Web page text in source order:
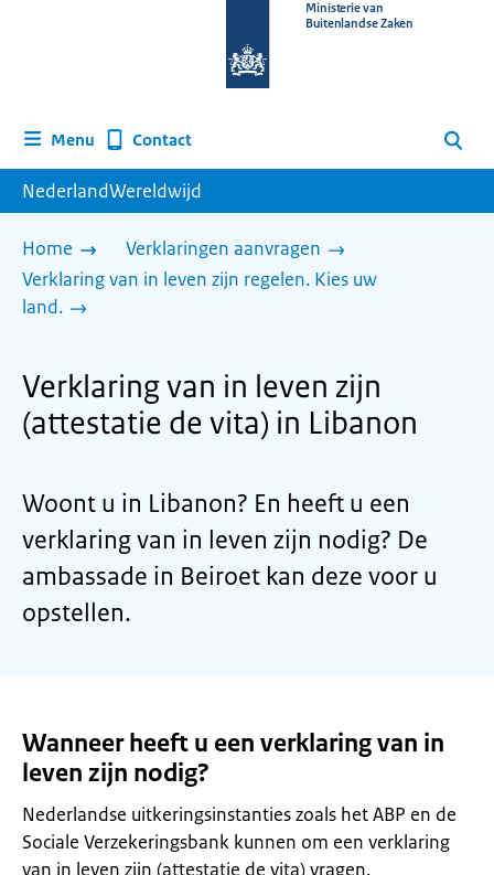
homepage
Ministerie van
Buitenlandse Zaken
Menu Contact Zoeken
NederlandWereldwijd
Home
Verklaringen aanvragen
Verklaring van in leven zijn regelen. Kies uw
land.
Verklaring van in leven zijn
(attestatie de vita) in Libanon
Woont u in Libanon? En heeft u een
verklaring van in leven zijn nodig? De
ambassade in Beiroet kan deze voor u
opstellen.
Wanneer heeft u een verklaring van in
leven zijn nodig?
Nederlandse uitkeringsinstanties zoals het ABP en de
Sociale Verzekeringsbank kunnen om een verklaring
van in leven zijn (attestatie de vita) vragen.